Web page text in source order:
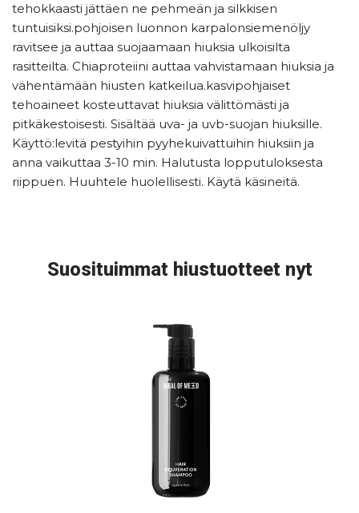
tehokkaasti jättäen ne pehmeän ja silkkisen
tuntuisiksi.pohjoisen luonnon karpalonsiemenöljy
ravitsee ja auttaa suojaamaan hiuksia ulkoisilta
rasitteilta. Chiaproteiini auttaa vahvistamaan hiuksia ja
vähentämään hiusten katkeilua.kasvipohjaiset
tehoaineet kosteuttavat hiuksia välittömästi ja
pitkäkestoisesti. Sisältää uva- ja uvb-suojan hiuksille.
Käyttö:levitä pestyihin pyyhekuivattuihin hiuksiin ja
anna vaikuttaa 3-10 min. Halutusta lopputuloksesta
riippuen. Huuhtele huolellisesti. Käytä käsineitä.
Suosituimmat hiustuotteet nyt